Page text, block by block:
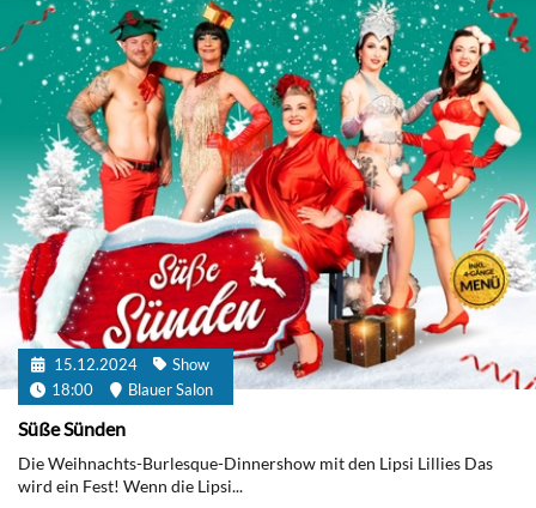
15.12.2024
Show
18:00
Blauer Salon
Süße Sünden
Die Weihnachts-Burlesque-Dinnershow mit den Lipsi Lillies Das
wird ein Fest! Wenn die Lipsi...